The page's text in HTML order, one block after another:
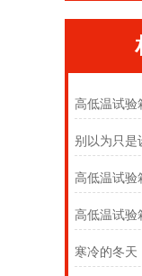
高低温试验
高低温试验